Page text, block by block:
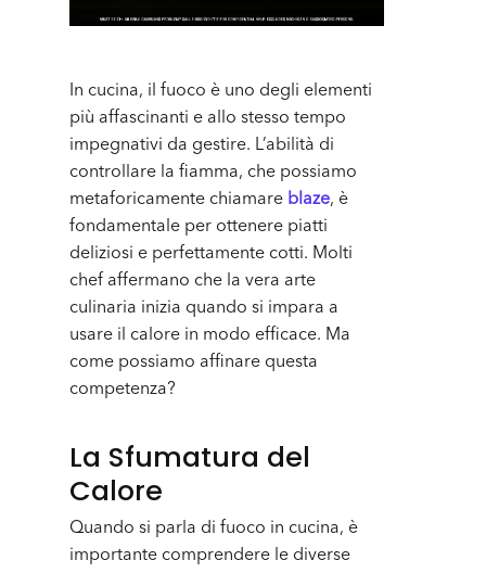
In cucina, il fuoco è uno degli elementi
più affascinanti e allo stesso tempo
impegnativi da gestire. L’abilità di
controllare la fiamma, che possiamo
metaforicamente chiamare blaze, è
fondamentale per ottenere piatti
deliziosi e perfettamente cotti. Molti
chef affermano che la vera arte
culinaria inizia quando si impara a
usare il calore in modo efficace. Ma
come possiamo affinare questa
competenza?
La Sfumatura del
Calore
Quando si parla di fuoco in cucina, è
importante comprendere le diverse